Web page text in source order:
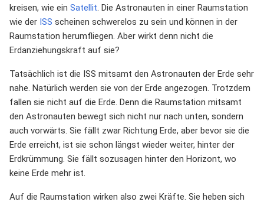
kreisen, wie ein Satellit. Die Astronauten in einer Raumstation
wie der ISS scheinen schwerelos zu sein und können in der
Raumstation herumfliegen. Aber wirkt denn nicht die
Erdanziehungskraft auf sie?
Tatsächlich ist die ISS mitsamt den Astronauten der Erde sehr
nahe. Natürlich werden sie von der Erde angezogen. Trotzdem
fallen sie nicht auf die Erde. Denn die Raumstation mitsamt
den Astronauten bewegt sich nicht nur nach unten, sondern
auch vorwärts. Sie fällt zwar Richtung Erde, aber bevor sie die
Erde erreicht, ist sie schon längst wieder weiter, hinter der
Erdkrümmung. Sie fällt sozusagen hinter den Horizont, wo
keine Erde mehr ist.
Auf die Raumstation wirken also zwei Kräfte. Sie heben sich